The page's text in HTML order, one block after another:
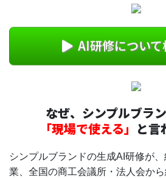
AI研修につい
なぜ、シンプルブラ
「現場で使える」 と言
シンプルブランドの生成AI研修が
業、全国の商工会議所・法人会か